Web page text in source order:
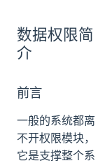
开发数据权限
数据权限简
介
前言
一般的系统都离
不开权限模块，
它是支撑整个系